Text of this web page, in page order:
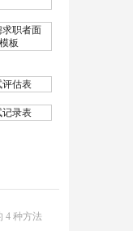
4 种方法